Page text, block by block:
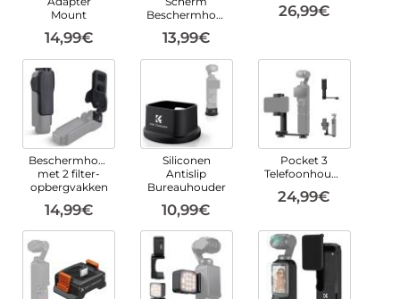
Mount
14,99€
Beschermhoes
13,99€
26,99€
Beschermhoes
met 2 filter-
opbergvakken
14,99€
Siliconen
Antislip
Bureauhouder
10,99€
Pocket 3
Telefoonhouder
24,99€